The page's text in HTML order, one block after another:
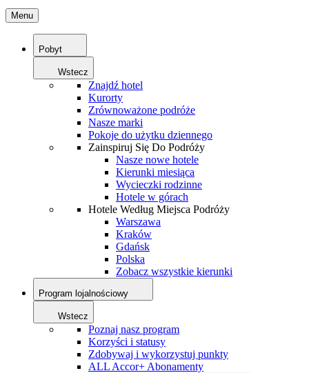
Menu
Pobyt
Wstecz
Znajdź hotel
Kurorty
Zrównoważone podróże
Nasze marki
Pokoje do użytku dziennego
Zainspiruj Się Do Podróży
Nasze nowe hotele
Kierunki miesiąca
Wycieczki rodzinne
Hotele w górach
Hotele Według Miejsca Podróży
Warszawa
Kraków
Gdańsk
Polska
Zobacz wszystkie kierunki
Program lojalnościowy
Wstecz
Poznaj nasz program
Korzyści i statusy
Zdobywaj i wykorzystuj punkty
ALL Accor+ Abonamenty